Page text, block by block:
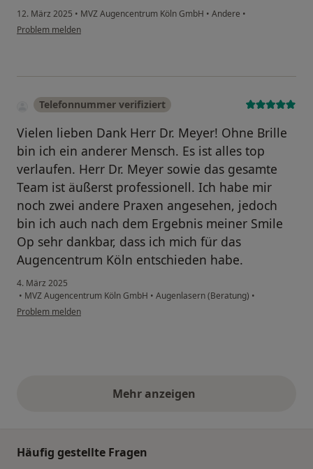
12. März 2025 • MVZ Augencentrum Köln GmbH • Andere •
Problem melden
Telefonnummer verifiziert
Vielen lieben Dank Herr Dr. Meyer! Ohne Brille
bin ich ein anderer Mensch. Es ist alles top
verlaufen. Herr Dr. Meyer sowie das gesamte
Team ist äußerst professionell. Ich habe mir
noch zwei andere Praxen angesehen, jedoch
bin ich auch nach dem Ergebnis meiner Smile
Op sehr dankbar, dass ich mich für das
Augencentrum Köln entschieden habe.
4. März 2025
• MVZ Augencentrum Köln GmbH • Augenlasern (Beratung) •
Problem melden
Mehr anzeigenobige Stellungnahmen
Häufig gestellte Fragen